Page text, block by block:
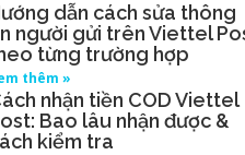
dẫn cách sửa thông
người gửi trên Viettel
từng trường hợp
thêm »
nhận tiền COD Viettel
Bao lâu nhận được &
kiểm tra